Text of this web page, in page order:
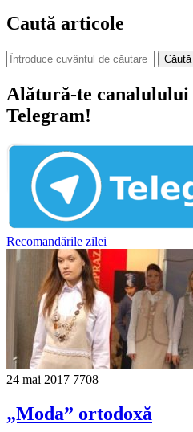
Caută articole
Căută
Alătură-te canalulului
Telegram!
Recomandările zilei
24 mai 2017 7708
„Moda” ortodoxă